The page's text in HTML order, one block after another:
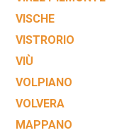
VISCHE
VISTRORIO
VIÙ
VOLPIANO
VOLVERA
MAPPANO